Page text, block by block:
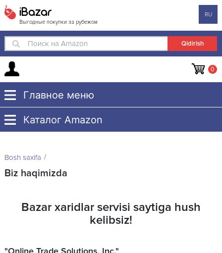
iBazar
Выгодные покупки за рубежом
RU
Поиск на Amazon
0
Главное меню
Каталог Amazon
Bosh saxifa
Biz haqimizda
Bazar xaridlar servisi saytiga hush
kelibsiz!